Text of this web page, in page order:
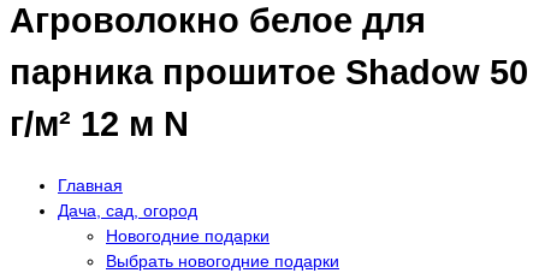
Агроволокно белое для
парника прошитое Shadow 50
г/м² 12 м N
Главная
Дача, сад, огород
Новогодние подарки
Выбрать новогодние подарки